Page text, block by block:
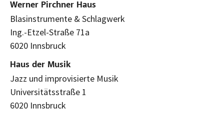
Werner Pirchner Haus
Blasinstrumente & Schlagwerk
Ing.-Etzel-Straße 71a
6020 Innsbruck
Haus der Musik
Jazz und improvisierte Musik
Universitätsstraße 1
6020 Innsbruck